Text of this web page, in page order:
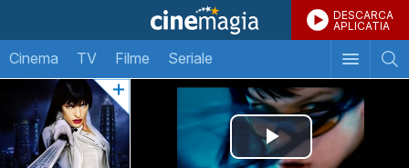
DESCARCA
APLICATIA
Cinema TV Filme Seriale